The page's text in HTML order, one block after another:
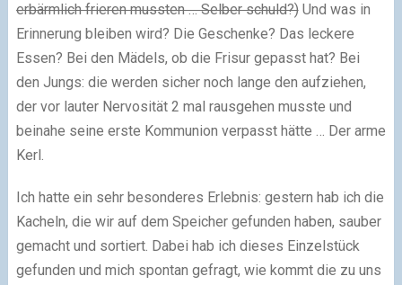
erbärmlich frieren mussten … Selber schuld?)Und was in
Erinnerung bleiben wird? Die Geschenke? Das leckere
Essen? Bei den Mädels, ob die Frisur gepasst hat? Bei
den Jungs: die werden sicher noch lange den aufziehen,
der vor lauter Nervosität 2 mal rausgehen musste und
beinahe seine erste Kommunion verpasst hätte … Der arme
Kerl.
Ich hatte ein sehr besonderes Erlebnis: gestern hab ich die
Kacheln, die wir auf dem Speicher gefunden haben, sauber
gemacht und sortiert. Dabei hab ich dieses Einzelstück
gefunden und mich spontan gefragt, wie kommt die zu uns